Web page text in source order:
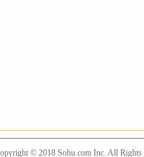
© 2018 Sohu.com Inc. All Rights